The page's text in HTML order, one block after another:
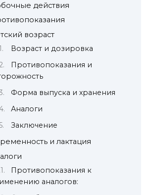
действия
возраст
Возраст и дозировка
Противопоказания и
Форма выпуска и хранения
Аналоги
Заключение
и лактация
Противопоказания к
аналогов: